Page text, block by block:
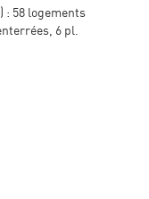
: 58 logements
6 pl.